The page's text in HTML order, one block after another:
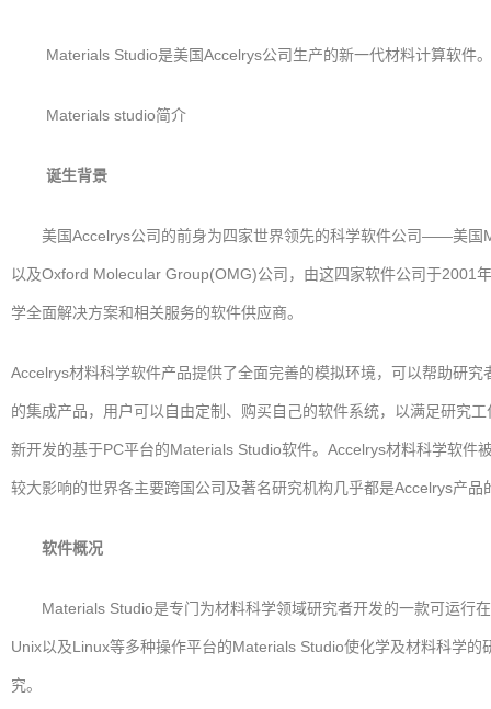
Materials Studio是美国Accelrys公司生产的新一代材料计算软件。
Materials studio简介
诞生背景
美国Accelrys公司的前身为四家世界领先的科学软件公司――美国
以及Oxford Molecular Group(OMG)公司，由这四家软件公司于2001
学全面解决方案和相关服务的软件供应商。
Accelrys材料科学软件产品提供了全面完善的模拟环境，可以帮助研
的集成产品，用户可以自由定制、购买自己的软件系统，以满足研究
新开发的基于PC平台的Materials Studio软件。Accelrys材料科学软
较大影响的世界各主要跨国公司及著名研究机构几乎都是Accelrys产品
软件概况
Materials Studio是专门为材料科学领域研究者开发的一款可运行在
Unix以及Linux等多种操作平台的Materials Studio使化学及材料科学
究。